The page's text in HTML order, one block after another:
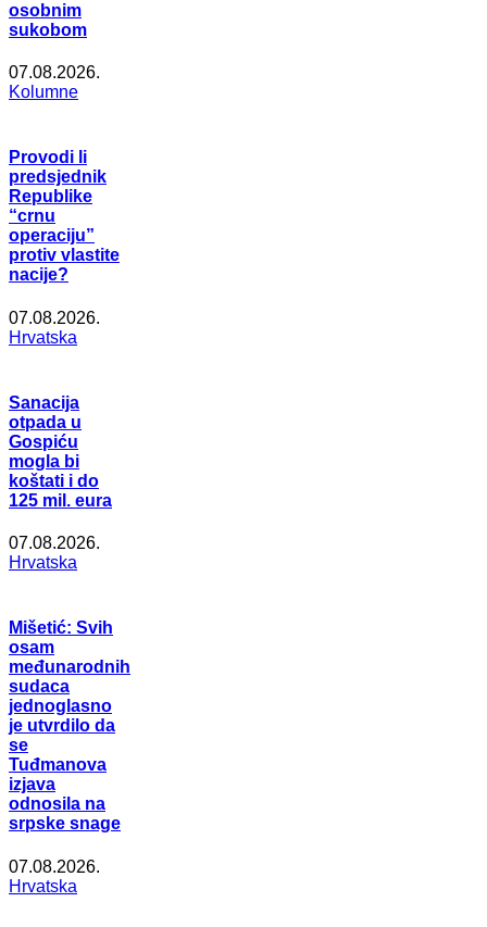
osobnim
sukobom
07.08.2026.
Kolumne
Provodi li
predsjednik
Republike
“crnu
operaciju”
protiv vlastite
nacije?
07.08.2026.
Hrvatska
Sanacija
otpada u
Gospiću
mogla bi
koštati i do
125 mil. eura
07.08.2026.
Hrvatska
Mišetić: Svih
osam
međunarodnih
sudaca
jednoglasno
je utvrdilo da
se
Tuđmanova
izjava
odnosila na
srpske snage
07.08.2026.
Hrvatska